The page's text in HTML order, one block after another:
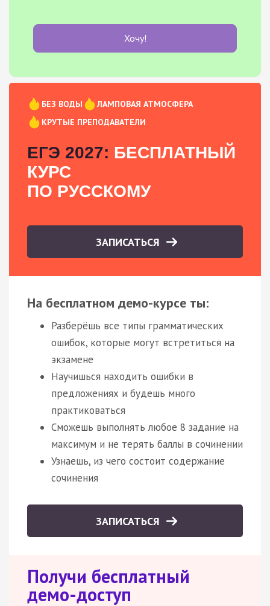
Хочу!
БЕЗ ВОДЫ
ЛАМПОВАЯ АТМОСФЕРА
КРУТЫЕ ПРЕПОДАВАТЕЛИ
ЕГЭ 2027: БЕСПЛАТНЫЙ
КУРС
ПО РУССКОМУ
ЗАПИСАТЬСЯ
На бесплатном демо-курсе ты:
Разберёшь все типы грамматических
ошибок, которые могут встретиться на
экзамене
Научишься находить ошибки в
предложениях и будешь много
практиковаться
Сможешь выполнять любое 8 задание на
максимум и не терять баллы в сочинении
Узнаешь, из чего состоит содержание
сочинения
ЗАПИСАТЬСЯ
Получи бесплатный
демо-доступ